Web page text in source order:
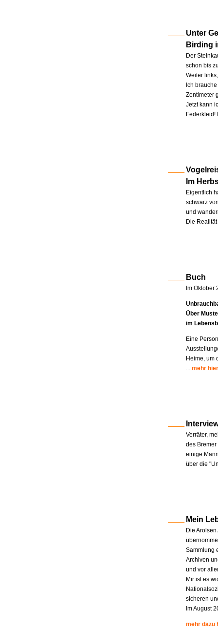
Unter
Birding
Der
schon bis
Weiter
Ich
Zentimeter
Jetzt kann
Im
Eigentlich
schwarz
und
Die
Buch
Im Oktober
Über
im
Eine
Heime, um
... mehr hier
Verräter,
des
einige
über die
Mein
Die
Sammlung
Archiven
und vor
Mir ist es
sicheren
Im August
mehr dazu